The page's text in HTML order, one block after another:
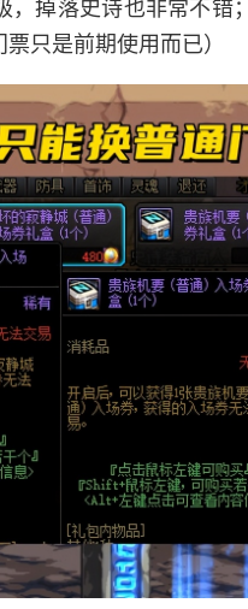
，掉落史诗也非常不错
只是前期使用而已）